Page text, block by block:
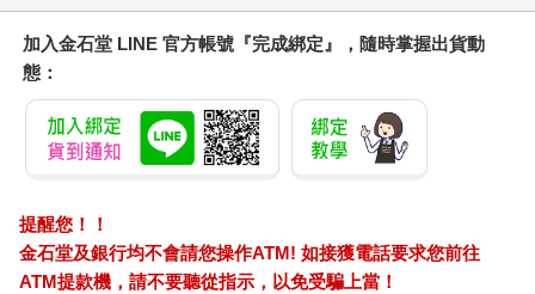
加入金石堂 LINE 官方帳號『完成綁定』，隨時掌握出貨動
態：
提醒您！！
金石堂及銀行均不會請您操作ATM! 如接獲電話要求您前往
ATM提款機，請不要聽從指示，以免受騙上當！